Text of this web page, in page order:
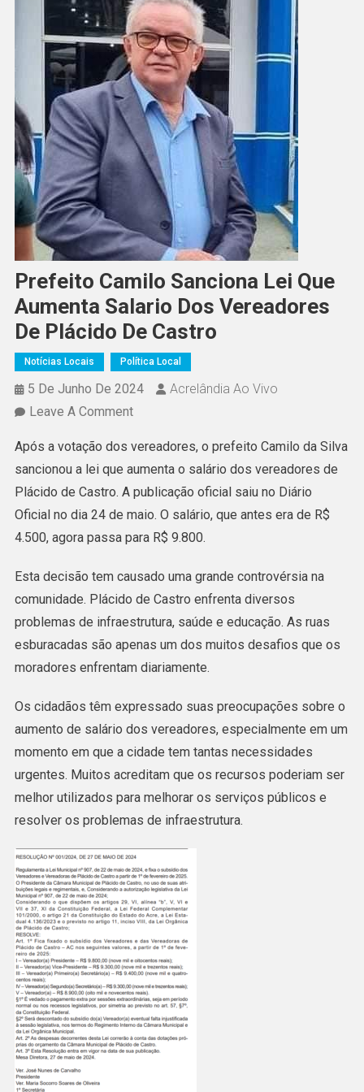
Prefeito Camilo Sanciona Lei Que
Aumenta Salario Dos Vereadores
De Plácido De Castro
Notícias Locais Política Local
5 De Junho De 2024
Acrelândia Ao Vivo
Leave A CommentOn
Camilo
Sanciona
Lei
Que
Aumenta
Salario
Dos
Vereadores
De
Plácido
Castro
Após a votação dos vereadores, o prefeito Camilo da Silva
sancionou a lei que aumenta o salário dos vereadores de
Plácido de Castro. A publicação oficial saiu no Diário
Oficial no dia 24 de maio. O salário, que antes era de R$
4.500, agora passa para R$ 9.800.
Esta decisão tem causado uma grande controvérsia na
comunidade. Plácido de Castro enfrenta diversos
problemas de infraestrutura, saúde e educação. As ruas
esburacadas são apenas um dos muitos desafios que os
moradores enfrentam diariamente.
Os cidadãos têm expressado suas preocupações sobre o
aumento de salário dos vereadores, especialmente em um
momento em que a cidade tem tantas necessidades
urgentes. Muitos acreditam que os recursos poderiam ser
melhor utilizados para melhorar os serviços públicos e
resolver os problemas de infraestrutura.